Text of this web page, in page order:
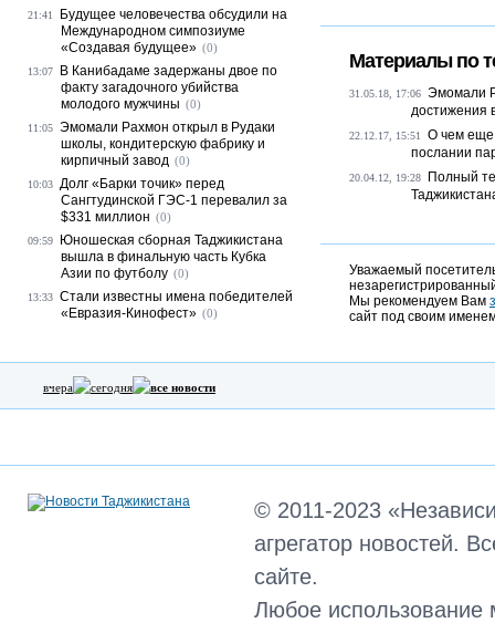
Материалы по
31.05.18, 17:06 Эмомали
достижения
22.12.17, 15:51
О чем еще
послании
20.04.12, 19:28
Полный
Уважаемый
Мы рекомендуем Вам
сайт под своим
21:41
Будущее человечества обсудили на
Международном симпозиуме
«Создавая будущее» (0)
13:07
В Канибадаме задержаны двое по
факту загадочного убийства
молодого мужчины (0)
11:05 Эмомали Рахмон открыл в Рудаки
школы, кондитерскую фабрику и
кирпичный завод (0)
10:03 Долг «Барки точик» перед
Сангтудинской ГЭС-1 перевалил за
$331 миллион (0)
09:59
Юношеская сборная Таджикистана
вышла в финальную часть Кубка
Азии по футболу (0)
13:33 Стали известны имена победителей
«Евразия-Кинофест» (0)
вчера сегодня все новости
© 2011-2023
агрегатор новостей.
сайте.
Любое использование